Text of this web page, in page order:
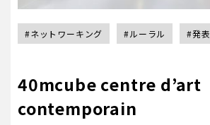
#ネットワーキング #ルーラル #発表
40mcube centre d’art
contemporain